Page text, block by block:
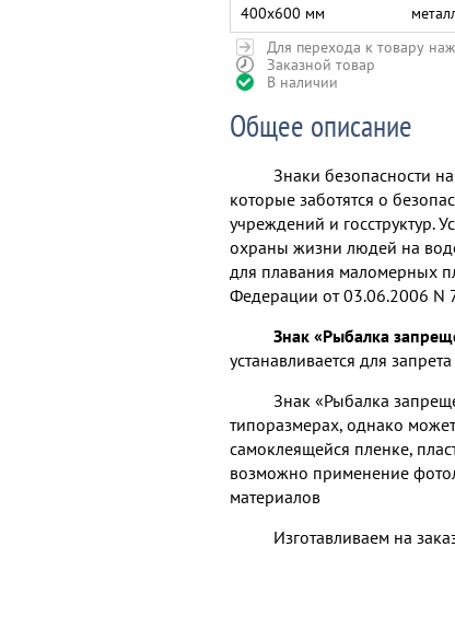
400х600 мм
Для перехода к товару
Заказной товар
В наличии
Общее описание
Знаки безопасности
которые заботятся о
учреждений и госструктур.
охраны жизни людей на
для плавания маломерных
Федерации от 03.06.2006 N
Знак «Рыбалка
устанавливается для
Знак «Рыбалка
типоразмерах, однако
самоклеящейся пленке,
возможно применение
материалов
Изготавливаем на